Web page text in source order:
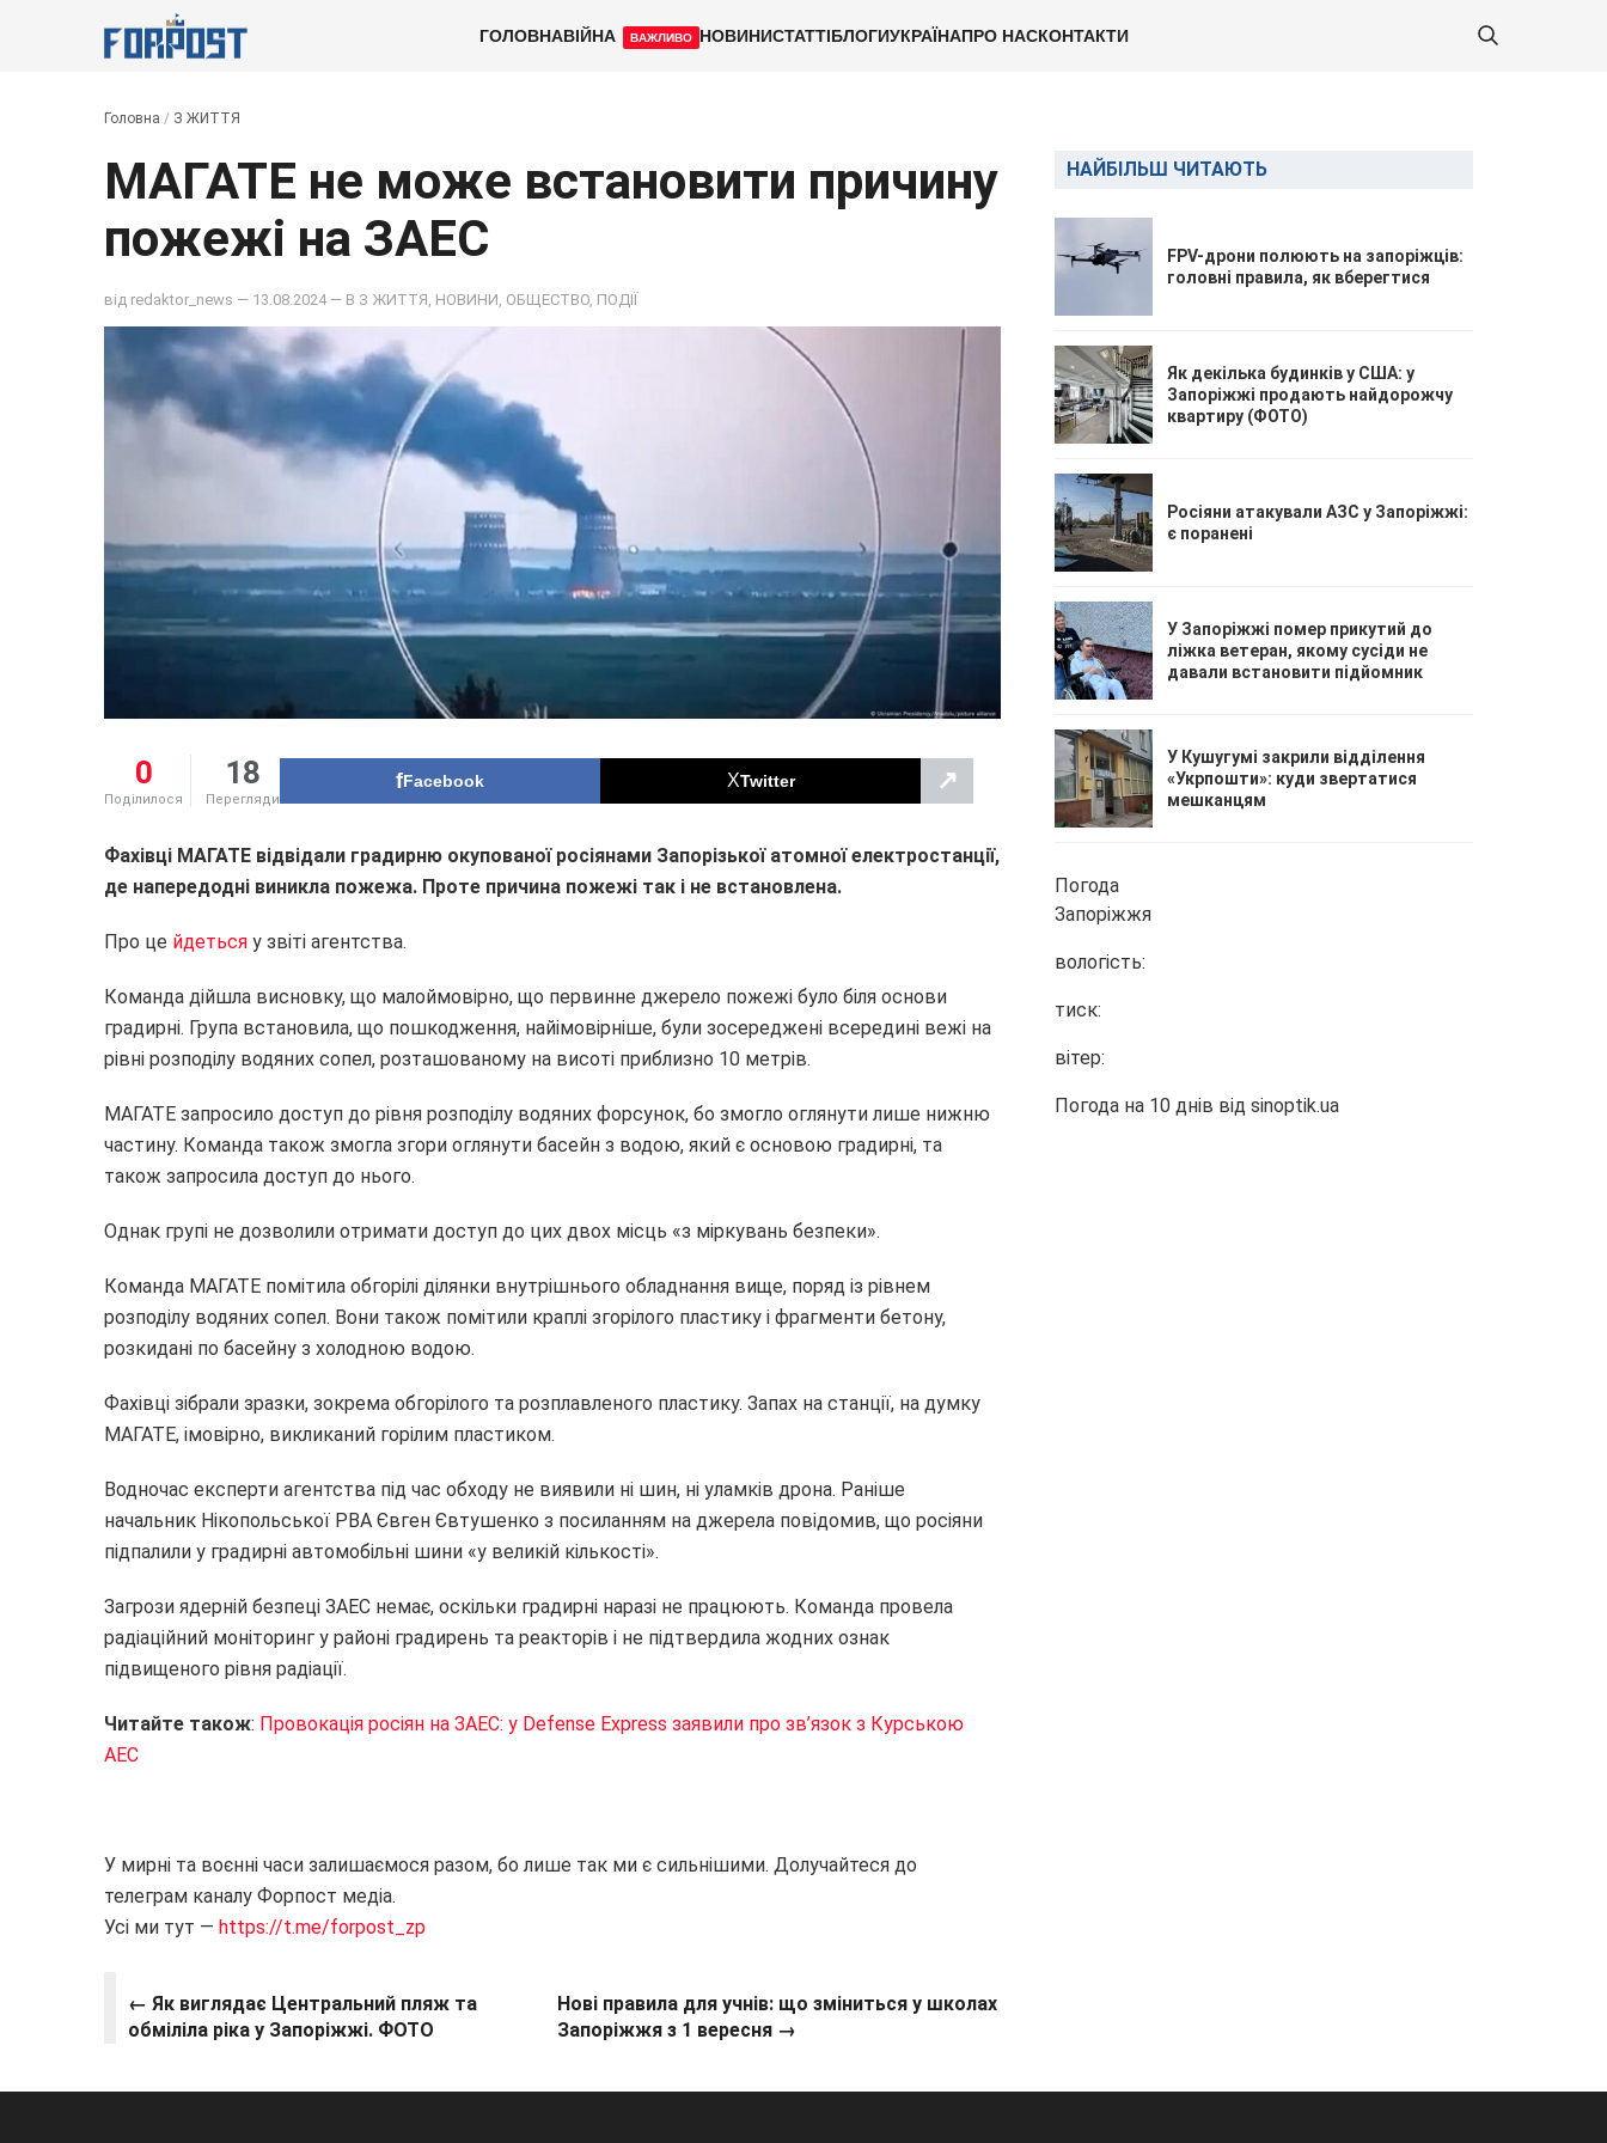
ГОЛОВНАВІЙНА ВАЖЛИВО НОВИНИСТАТТІБЛОГИУКРАЇНАПРО НАСКОНТАКТИ
Головна / З ЖИТТЯ
МАГАТЕ не може встановити причину
пожежі на ЗАЕС
від redaktor_news — 13.08.2024 — В З ЖИТТЯ НОВИНИ ОБЩЕСТВО ПОДІЇ
0
Поділилося
18
Перегляди
Facebook Twitter ↗
Фахівці МАГАТЕ відвідали градирню окупованої росіянами Запорізької атомної електростанції,
де напередодні виникла пожежа. Проте причина пожежі так і не встановлена.
Прo це йдеться у звіті агентства.
Команда дійшла висновку, що малоймовірно, що первинне джерело пожежі було біля основи
градирні. Група встановила, що пошкодження, найімовірніше, були зосереджені всередині вежі на
рівні розподілу водяних сопел, розташованому на висоті приблизно 10 метрів.
МАГАТЕ запросило доступ до рівня розподілу водяних форсунок, бо змогло оглянути лише нижню
частину. Команда також змогла згори оглянути басейн з водою, який є основою градирні, та
також запросила доступ до нього.
Однак групі не дозволили отримати доступ до цих двох місць «з міркувань безпеки».
Команда МАГАТЕ помітила обгорілі ділянки внутрішнього обладнання вище, поряд із рівнем
розподілу водяних сопел. Вони також помітили краплі згорілого пластику і фрагменти бетону,
розкидані по басейну з холодною водою.
Фахівці зібрали зразки, зокрема обгорілого та розплавленого пластику. Запах на станції, на думку
МАГАТЕ, імовірно, викликаний горілим пластиком.
Водночас експерти агентства під час обходу не виявили ні шин, ні уламків дрона. Раніше
начальник Нікопольської РВА Євген Євтушенко з посиланням на джерела повідомив, що росіяни
підпалили у градирні автомобільні шини «у великій кількості».
Загрози ядерній безпеці ЗАЕС немає, оскільки градирні наразі не працюють. Команда провела
радіаційний моніторинг у районі градирень та реакторів і не підтвердила жодних ознак
підвищеного рівня радіації.
Читайте також: Провокація росіян на ЗАЕС: у Defense Express заявили про зв’язок з Курською
АЕС
У мирні та воєнні часи залишаємося разом, бо лише так ми є сильнішими. Долучайтеся до
телеграм каналу Форпост медіа.
Усі ми тут — https://t.me/forpost_zp
← Як виглядає Центральний пляж та
обміліла ріка у Запоріжжі. ФОТО
Нові правила для учнів: що зміниться у школах
Запоріжжя з 1 вересня →
НАЙБІЛЬШ ЧИТАЮТЬ
FPV-дрони полюють на запоріжців:
головні правила, як вберегтися
Як декілька будинків у США: у
Запоріжжі продають найдорожчу
квартиру (ФОТО)
Росіяни атакували АЗС у Запоріжжі:
є поранені
У Запоріжжі помер прикутий до
ліжка ветеран, якому сусіди не
давали встановити підйомник
У Кушугумі закрили відділення
«Укрпошти»: куди звертатися
мешканцям
Погода
Запоріжжя
вологість:
тиск:
вітер:
Погода на 10 днів від sinoptik.ua